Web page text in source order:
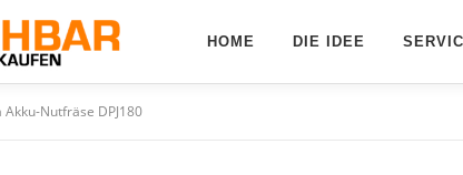
HOME DIE IDEE
Akku-Nutfräse DPJ180